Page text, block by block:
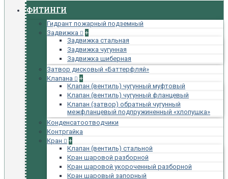
ФИТИНГИ
Гидрант пожарный подземный
Задвижка
+
Задвижка стальная
Задвижка чугунная
Задвижка шиберная
Затвор дисковый «Баттерфляй»
Клапана
+
Клапан (вентиль) чугунный муфтовый
Клапан (вентиль) чугунный фланцевый
Клапан (затвор) обратный чугунный
межфланцевый подпружиненный «хлопушка»
Конденсатоотводчики
Контргайка
Кран
+
Клапан (вентиль) стальной
Кран шаровой разборной
Кран шаровой укороченный разборной
Кран шаровый запорный